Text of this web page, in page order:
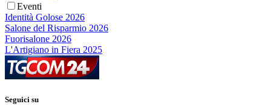
Eventi
Identità Golose 2026
Salone del Risparmio 2026
Fuorisalone 2026
L'Artigiano in Fiera 2025
Seguici su